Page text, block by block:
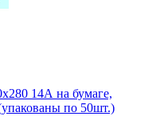
14А на бумаге,
по 50шт.)